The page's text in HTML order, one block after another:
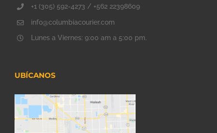
+1 (305) 592-4273 / +562 22398609
info@columbiacourier.com
Lunes a Viernes: 9:00 am a 5:00 pm.
UBÍCANOS